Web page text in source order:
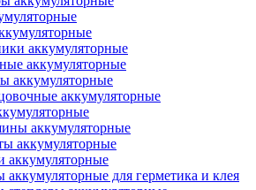
аккумуляторные
аккумуляторные
аккумуляторные
аккумуляторные
аккумуляторные
аккумуляторные
аккумуляторные
аккумуляторные для герметика и клея